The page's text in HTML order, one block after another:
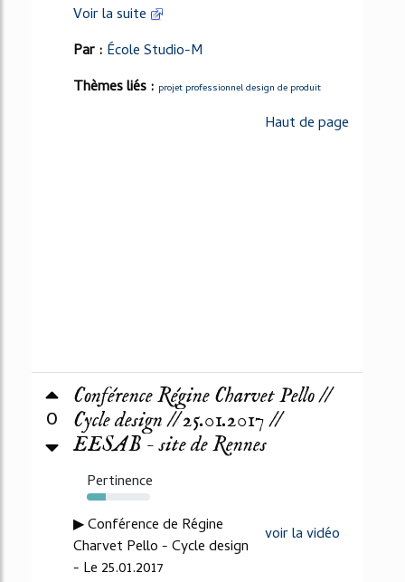
Voir la suite
Par : École Studio-M
Thèmes liés : projet professionnel design de produit
Haut de page
0
Conférence Régine Charvet Pello //
Cycle design // 25.01.2017 //
EESAB - site de Rennes
Pertinence
30%
voir la vidéo
▶ Conférence de Régine
Charvet Pello - Cycle design
- Le 25.01.2017